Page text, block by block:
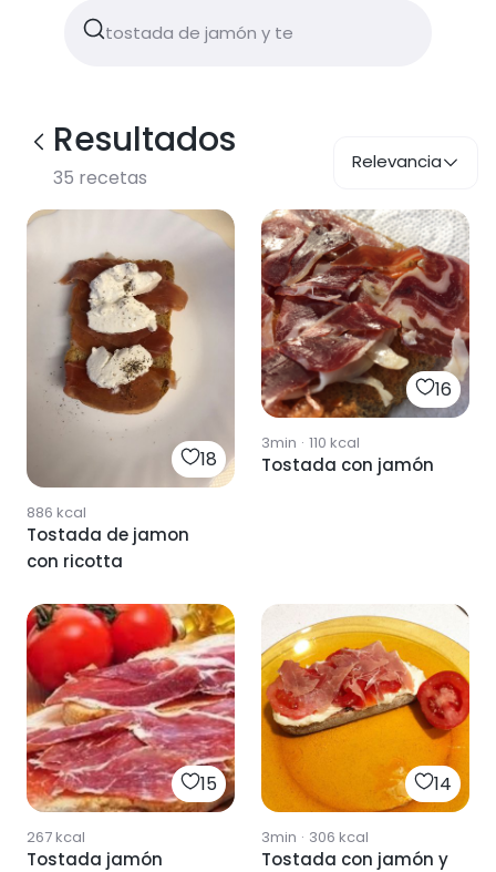
Resultados
35 recetas
Relevancia
18
886 kcal
Tostada de jamon
con ricotta
16
3min · 110 kcal
Tostada con jamón
15
267kcal
Tostada jamón
14
3min · 306 kcal
Tostada con jamón y